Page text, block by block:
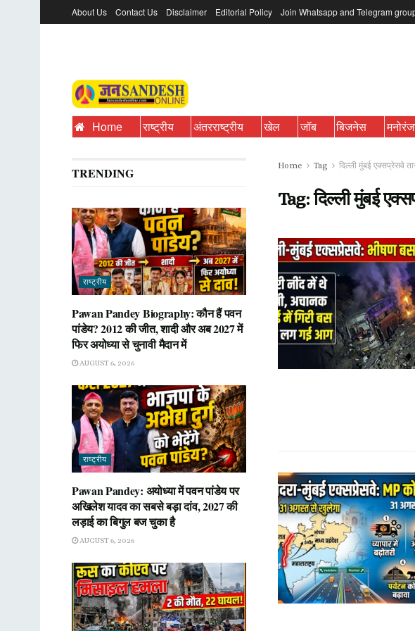
About Us Contact Us Disclaimer Editorial Policy Join Whatsapp and Telegram
Home राष्ट्रीय अंतरराष्ट्रीय खेल जॉब बिजनेस
Home Tag दिल्ली मुंबई एक्सप्रेसवे
Tag:दिल्ली मुंबई
TRENDING
राष्ट्रीय
Pawan Pandey Biography: कौन हैं पवन
पांडेय? 2012 की जीत, शादी और अब 2027 में
फिर अयोध्या से चुनावी मैदान में
AUGUST 6, 2026
राष्ट्रीय
Pawan Pandey: अयोध्या में पवन पांडेय पर
अखिलेश यादव का सबसे बड़ा दांव, 2027 की
लड़ाई का बिगुल बज चुका है
AUGUST 6, 2026